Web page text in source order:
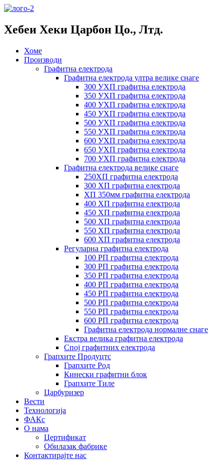
Хебеи Хеки Царбон Цо., Лтд.
Хоме
Производи
Графитна електрода
Графитна електрода ултра велике снаге
300 УХП графитна електрода
350 УХП графитна електрода
400 УХП графитна електрода
450 УХП графитна електрода
500 УХП графитна електрода
550 УХП графитна електрода
600 УХП графитна електрода
650 УХП графитна електрода
700 УХП графитна електрода
Графитна електрода велике снаге
250ХП графитна електрода
300 ХП графитна електрода
ХП 350мм графитна електрода
400 ХП графитна електрода
450 ХП графитна електрода
500 ХП графитна електрода
550 ХП графитна електрода
600 ХП графитна електрода
Регуларна графитна електрода
100 РП графитна електрода
300 РП графитна електрода
350 РП графитна електрода
400 РП графитна електрода
450 РП графитна електрода
500 РП графитна електрода
550 РП графитна електрода
600 РП графитна електрода
Графитна електрода нормалне снаге
Екстра велика графитна електрода
Спој графитних електрода
Грапхите Продуцтс
Грапхите Род
Кинески графитни блок
Грапхите Тиле
Царбуризер
Вести
Технологија
ФАКс
О нама
Цертификат
Обилазак фабрике
Контактирајте нас